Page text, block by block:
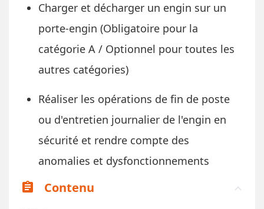
Charger et décharger un engin sur un
porte-engin (Obligatoire pour la
catégorie A / Optionnel pour toutes les
autres catégories)
Réaliser les opérations de fin de poste
ou d'entretien journalier de l'engin en
sécurité et rendre compte des
anomalies et dysfonctionnements
assignment
Contenu